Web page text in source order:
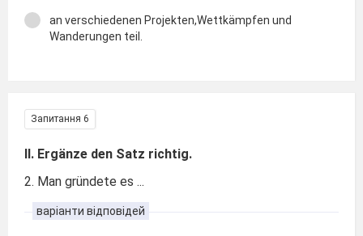
an verschiedenen Projekten,Wettkämpfen und
Wanderungen teil.
Запитання 6
II. Ergänze den Satz richtig.
2. Man gründete es ...
варіанти відповідей